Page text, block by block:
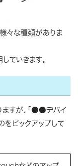
様々な種類がありま
ていきます。
すが、「●●デバイ
をピックアップして